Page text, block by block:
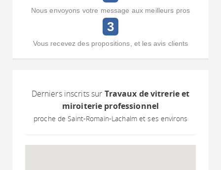
Nous envoyons votre message aux meilleurs pros
3
Vous recevez des propositions, et les avis clients
Derniers inscrits sur Travaux de vitrerie et
miroiterie professionnel
proche de Saint-Romain-Lachalm et ses environs